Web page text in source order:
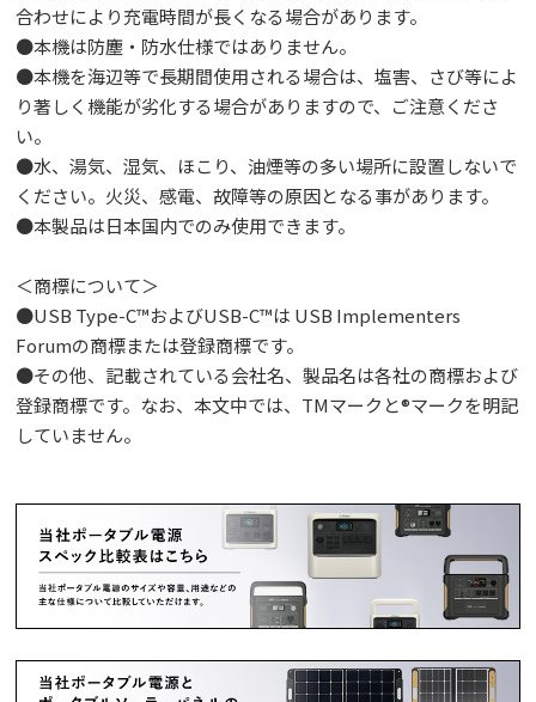
合わせにより充電時間が長くなる場合があります。
●本機は防塵・防水仕様ではありません。
●本機を海辺等で長期間使用される場合は、塩害、さび等によ
り著しく機能が劣化する場合がありますので、ご注意くださ
い。
●水、湯気、湿気、ほこり、油煙等の多い場所に設置しないで
ください。火災、感電、故障等の原因となる事があります。
●本製品は日本国内でのみ使用できます。
＜商標について＞
●USB Type-C™およびUSB-C™は USB Implementers
Forumの商標または登録商標です。
●その他、記載されている会社名、製品名は各社の商標および
登録商標です。なお、本文中では、TMマークと®マークを明記
していません。